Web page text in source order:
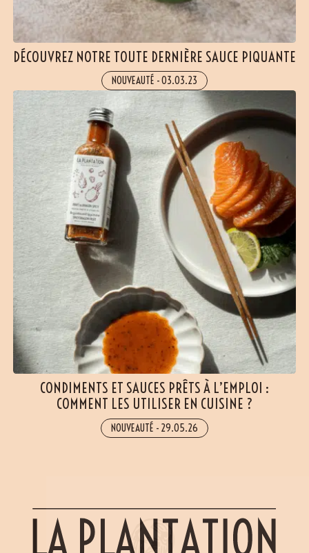
(9 avis)
DÉCOUVREZ NOTRE TOUTE DERNIÈRE SAUCE PIQUANTE
NOUVEAUTÉ -03.03.23
CONDIMENTS ET SAUCES PRÊTS À L’EMPLOI :
COMMENT LES UTILISER EN CUISINE ?
NOUVEAUTÉ - 29.05.26